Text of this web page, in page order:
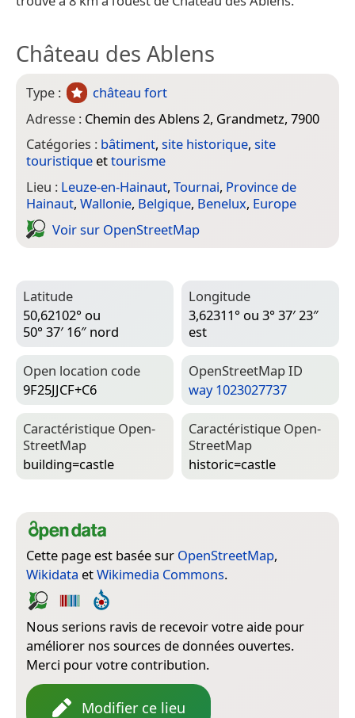
Château des Ablens
Type :
château fort
Adresse : Chemin des Ablens 2, Grandmetz, 7900
Catégories : bâtiment, site historique, site
touristique ettourisme
Lieu : Leuze-en-Hainaut, Tournai, Province de
Hainaut, Wallonie, Belgique, Benelux, Europe
Voir sur Open­Street­Map
Latitude
50,62102° ou
50° 37′ 16″ nord
Longitude
3,62311° ou 3° 37′ 23″
est
Open location code
9F25JJCF+C6
Open­Street­Map ID
way 1023027737
Caractéristique Open­
Street­Map
building=­castle
Caractéristique Open­
Street­Map
historic=­castle
Cette page est basée sur OpenStreetMap,
Wikidata etWikimedia Commons.
Nous serions ravis de recevoir votre aide pour
améliorer nos sources de données ouvertes.
Merci pour votre contribution.
Modifier ce lieu